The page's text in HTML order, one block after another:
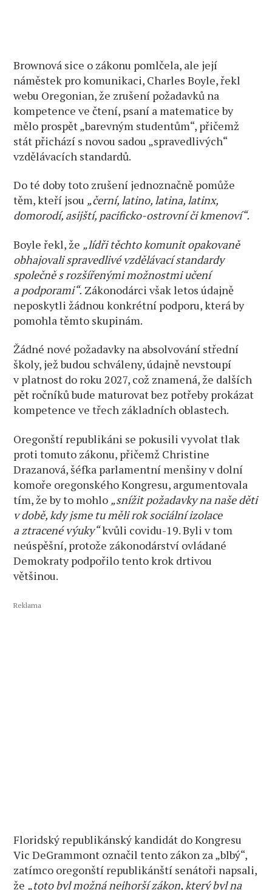
Brownová sice o zákonu pomlčela, ale její
náměstek pro komunikaci, Charles Boyle, řekl
webu Oregonian, že zrušení požadavků na
kompetence ve čtení, psaní a matematice by
mělo prospět „barevným studentům“, přičemž
stát přichází s novou sadou „spravedlivých“
vzdělávacích standardů.
Do té doby toto zrušení jednoznačně pomůže
těm, kteří jsou „černí, latino, latina, latinx,
domorodí, asijští, pacificko-ostrovní či kmenoví“.
Boyle řekl, že „lídři těchto komunit opakovaně
obhajovali spravedlivé vzdělávací standardy
společně s rozšířenými možnostmi učení
a podporami“. Zákonodárci však letos údajně
neposkytli žádnou konkrétní podporu, která by
pomohla těmto skupinám.
Žádné nové požadavky na absolvování střední
školy, jež budou schváleny, údajně nevstoupí
v platnost do roku 2027, což znamená, že dalších
pět ročníků bude maturovat bez potřeby prokázat
kompetence ve třech základních oblastech.
Oregonští republikáni se pokusili vyvolat tlak
proti tomuto zákonu, přičemž Christine
Drazanová, šéfka parlamentní menšiny v dolní
komoře oregonského Kongresu, argumentovala
tím, že by to mohlo „snížit požadavky na naše děti
v době, kdy jsme tu měli rok sociální izolace
a ztracené výuky“kvůli covidu-19. Byli v tom
neúspěšní, protože zákonodárství ovládané
Demokraty podpořilo tento krok drtivou
většinou.
Reklama
Floridský republikánský kandidát do Kongresu
Vic DeGrammont označil tento zákon za „blbý“,
zatímco oregonští republikánští senátoři napsali,
že „toto byl možná nejhorší zákon, který byl na